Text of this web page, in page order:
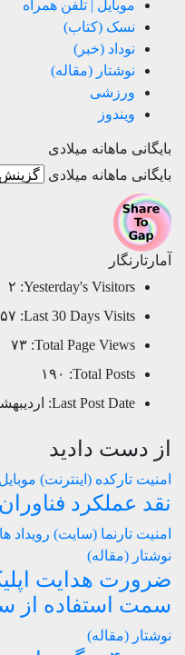
موبایل | تلفن همراه
نسک (کتاب)
نوداد (خبر)
نوشتار (مقاله)
ورزشی
ویندوز
بایگانی ماهانه میلادی
بایگانی ماهانه میلادی
آمارتارنگار
Yesterday's Visitors: ۲
Last 30 Days Visits:
Total Page Views: ۷۳
Total Posts:
۱۹۰
Last Post Date:
اردیبهشت
از دست دادید
امنیت تارکده (اینترنت)
نقد عملکرد
امنیت تارنما (سایت) رویداد
نوشتار (مقاله)
ضرورت هدایت
سمت استفاده از
نوشتار (مقاله)